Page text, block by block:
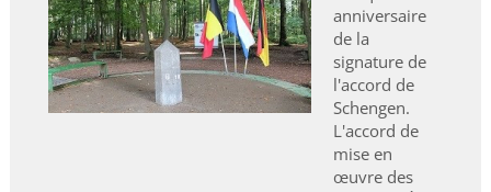
anniversaire
de la
signature de
l'accord de
Schengen.
L'accord de
mise en
œuvre des